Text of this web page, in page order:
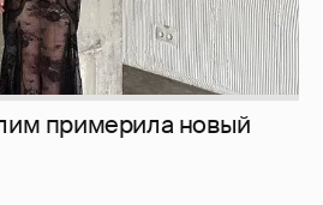
примерила новый